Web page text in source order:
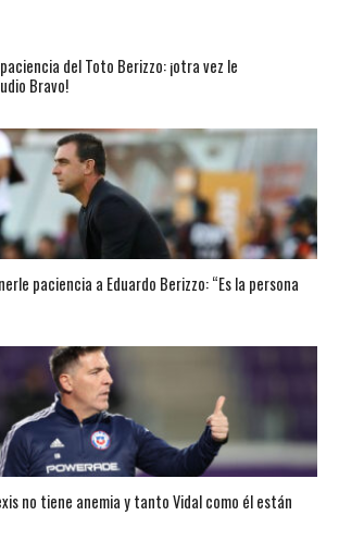
del Toto Berizzo: ¡otra vez le
Bravo!
paciencia a Eduardo Berizzo: “Es la persona
no tiene anemia y tanto Vidal como él están